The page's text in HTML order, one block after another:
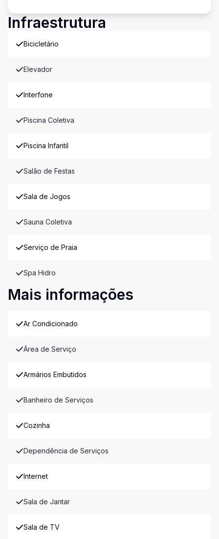
Infraestrutura
Bicicletário
Elevador
Interfone
Piscina Coletiva
Piscina Infantil
Salão de Festas
Sala de Jogos
Sauna Coletiva
Serviço de Praia
Spa Hidro
Mais informações
Ar Condicionado
Área de Serviço
Armários Embutidos
Banheiro de Serviços
Cozinha
Dependência de Serviços
Internet
Sala de Jantar
Sala de TV